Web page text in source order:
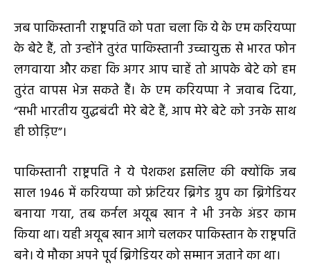
जब पाकिस्तानी राष्ट्रपति को पता चला कि ये के एम करियप्पा
के बेटे हैं, तो उन्होंने तुरंत पाकिस्तानी उच्चायुक्त से भारत फोन
लगवाया और कहा कि अगर आप चाहें तो आपके बेटे को हम
तुरंत वापस भेज सकते हैं। के एम करियप्पा ने जवाब दिया,
“सभी भारतीय युद्धबंदी मेरे बेटे हैं, आप मेरे बेटे को उनके साथ
ही छोड़िए”।
पाकिस्तानी राष्ट्रपति ने ये पेशकश इसलिए की क्योंकि जब
साल 1946 में करियप्पा को फ्रंटियर ब्रिगेड ग्रुप का ब्रिगेडियर
बनाया गया, तब कर्नल अयूब खान ने भी उनके अंडर काम
किया था। यही अयूब खान आगे चलकर पाकिस्तान के राष्ट्रपति
बने। ये मौका अपने पूर्व ब्रिगेडियर को सम्मान जताने का था।